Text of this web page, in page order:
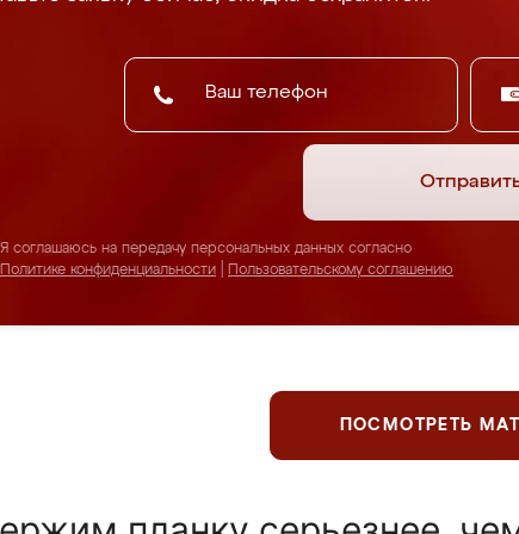
Я соглашаюсь на передачу персональных данных согласно
Политике конфиденциальности
Пользовательскому соглашению
ПОСМОТРЕТЬ